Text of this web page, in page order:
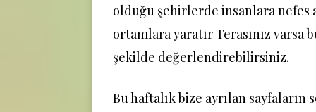
olduğu şehirlerde insanlara nefes
ortamlara yaratır Terasınız varsa
şekilde değerlendirebilirsiniz.
Bu haftalık bize ayrılan